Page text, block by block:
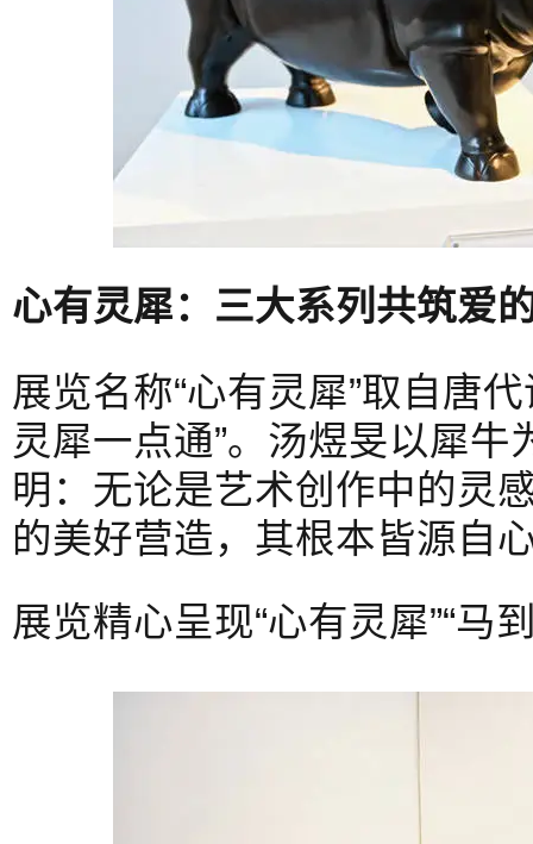
心有灵犀：三大系列共筑爱
展览名称“心有灵犀”取自唐
灵犀一点通”。汤煜旻以犀
明：无论是艺术创作中的灵
的美好营造，其根本皆源自
展览精心呈现“心有灵犀”“马